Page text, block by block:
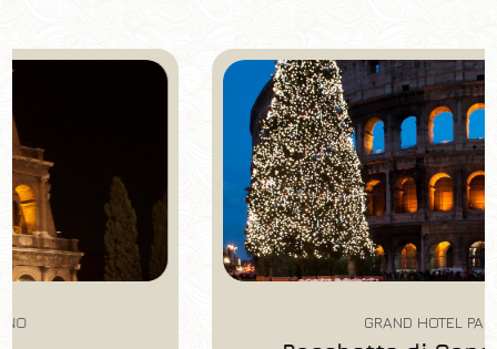
/2026
Partenza
08/08/2026
Camere Adulti Bambini